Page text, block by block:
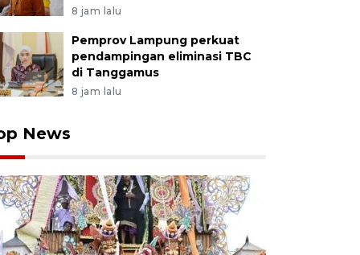
8 jam lalu
Pemprov Lampung perkuat
pendampingan eliminasi TBC
di Tanggamus
8 jam lalu
News